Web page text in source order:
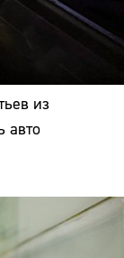
из
авто